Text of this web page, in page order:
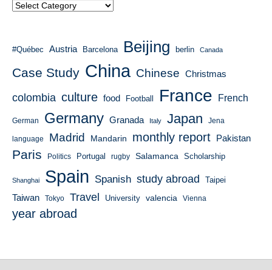
#Québec Austria Barcelona Beijing berlin Canada
Case Study China Chinese Christmas
colombia culture food Football France French
German Germany Granada Italy Japan Jena
language Madrid Mandarin monthly report Pakistan
Paris Politics Portugal rugby Salamanca Scholarship
Shanghai Spain Spanish study abroad Taipei
Taiwan Tokyo Travel University valencia Vienna
year abroad